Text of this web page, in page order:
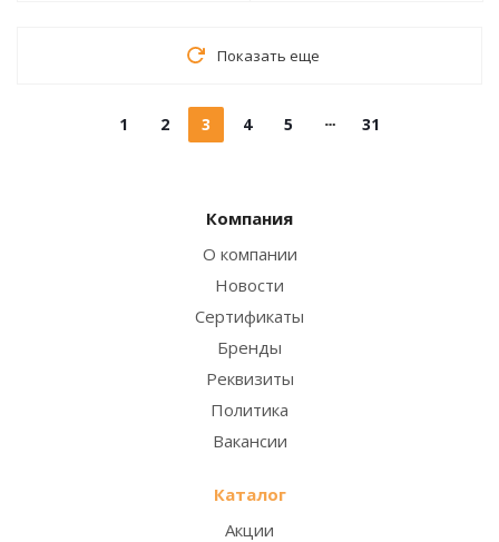
Показать еще
1 2 3 4 5 31
Компания
О компании
Новости
Сертификаты
Бренды
Реквизиты
Политика
Вакансии
Каталог
Акции